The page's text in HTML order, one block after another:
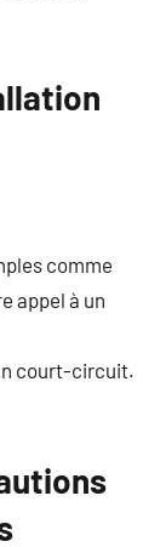
comme
appel à un
court-circuit.